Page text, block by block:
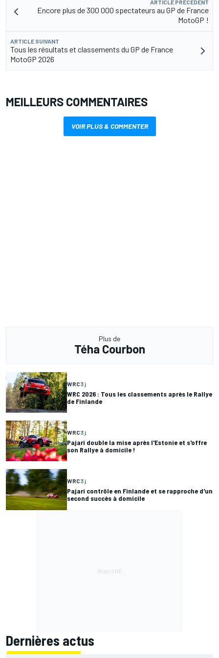
ARTICLE PRÉCÉDENT
Encore plus de 300 000 spectateurs au GP de France
MotoGP !
ARTICLE SUIVANT
Tous les résultats et classements du GP de France
MotoGP 2026
MEILLEURS COMMENTAIRES
VOIR PLUS & COMMENTER
Plus de
Téha Courbon
WRC3 j
WRC 2026 : Tous les classements après le Rallye
de Finlande
WRC3 j
Pajari double la mise après l'Estonie et s'offre
son Rallye à domicile !
WRC3 j
Pajari contrôle en Finlande et se rapproche d'un
second succès à domicile
Dernières actus